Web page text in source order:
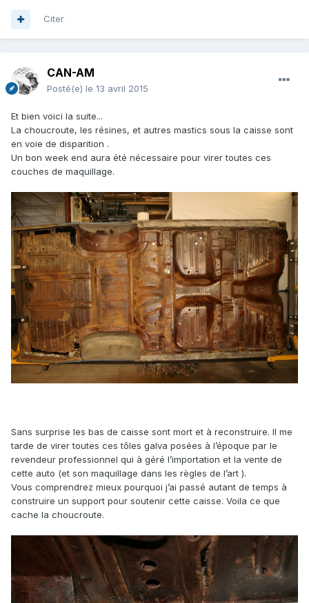
Citer
CAN-AM
Posté(e) le 13 avril 2015
Et bien voici la suite...
La choucroute, les résines, et autres mastics sous la caisse sont
en voie de disparition .
Un bon week end aura été nécessaire pour virer toutes ces
couches de maquillage.
Sans surprise les bas de caisse sont mort et à reconstruire. Il me
tarde de virer toutes ces tôles galva posées à l’époque par le
revendeur professionnel qui à géré l’importation et la vente de
cette auto (et son maquillage dans les règles de l’art ).
Vous comprendrez mieux pourquoi j’ai passé autant de temps à
construire un support pour soutenir cette caisse. Voila ce que
cache la choucroute.